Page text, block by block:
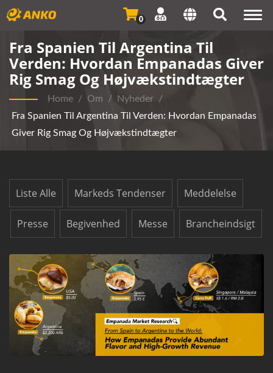
0
Fra Spanien Til Argentina Til
Verden: Hvordan Empanadas Giver
Rig Smag Og Højvækstindtægter
Home / Om / Nyheder /
Fra Spanien Til Argentina Til Verden: Hvordan Empanadas
Giver Rig Smag Og Højvækstindtægter
Liste Alle Markeds Tendenser Meddelelse
Presse Begivenhed Messe Brancheindsigt